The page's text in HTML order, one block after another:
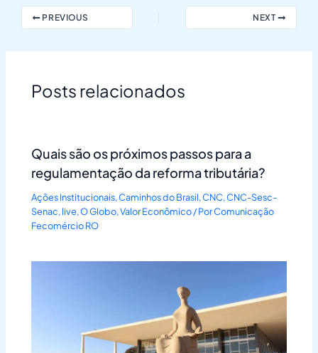
PREVIOUS NEXT
Posts relacionados
Quais são os próximos passos para a
regulamentação da reforma tributária?
Ações Institucionais,Caminhos do Brasil,CNC,CNC-Sesc-
Senac,live,O Globo,Valor Econômico/ PorComunicação
Fecomércio RO